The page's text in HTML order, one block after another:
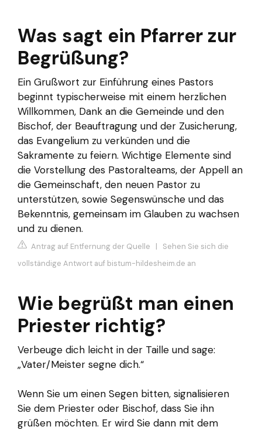
Was sagt ein Pfarrer zur
Begrüßung?
Ein Grußwort zur Einführung eines Pastors
beginnt typischerweise mit einem herzlichen
Willkommen, Dank an die Gemeinde und den
Bischof, der Beauftragung und der Zusicherung,
das Evangelium zu verkünden und die
Sakramente zu feiern. Wichtige Elemente sind
die Vorstellung des Pastoralteams, der Appell an
die Gemeinschaft, den neuen Pastor zu
unterstützen, sowie Segenswünsche und das
Bekenntnis, gemeinsam im Glauben zu wachsen
und zu dienen.
Antrag auf Entfernung der Quelle | Sehen Sie sich die
vollständige Antwort auf bistum-hildesheim.de an
Wie begrüßt man einen
Priester richtig?
Verbeuge dich leicht in der Taille und sage:
„Vater/Meister segne dich.“
Wenn Sie um einen Segen bitten, signalisieren
Sie dem Priester oder Bischof, dass Sie ihn
grüßen möchten. Er wird Sie dann mit dem